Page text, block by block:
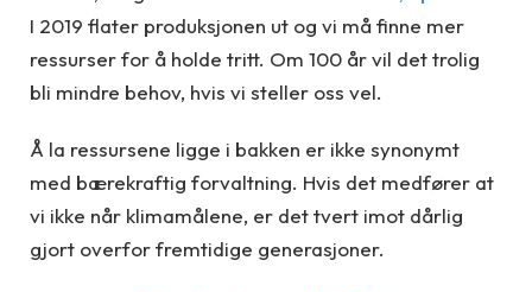
I 2019 flater produksjonen ut og vi må finne mer
ressurser for å holde tritt. Om 100 år vil det trolig
bli mindre behov, hvis vi steller oss vel.
Å la ressursene ligge i bakken er ikke synonymt
med bærekraftig forvaltning. Hvis det medfører at
vi ikke når klimamålene, er det tvert imot dårlig
gjort overfor fremtidige generasjoner.